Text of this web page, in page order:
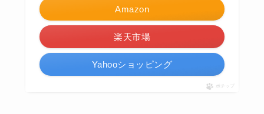
Amazon
楽天市場
Yahooショッピング
ポチップ